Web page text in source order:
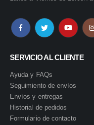
SERVICIO AL CLIENTE
Ayuda y FAQs
Seguimiento de envíos
Envíos y entregas
Historial de pedidos
Formulario de contacto